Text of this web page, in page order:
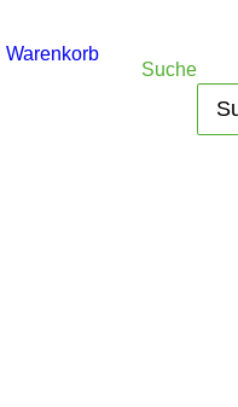
Warenkorb
Suche